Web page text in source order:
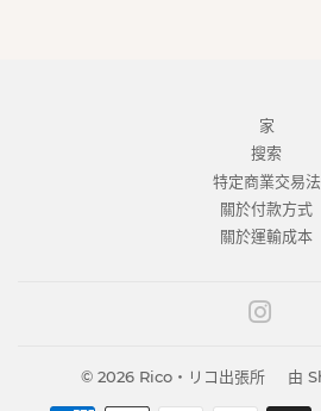
家
搜索
特定商業交易法
關於付款方式
關於運輸成本
© 2026 Rico・リコ出張所 由